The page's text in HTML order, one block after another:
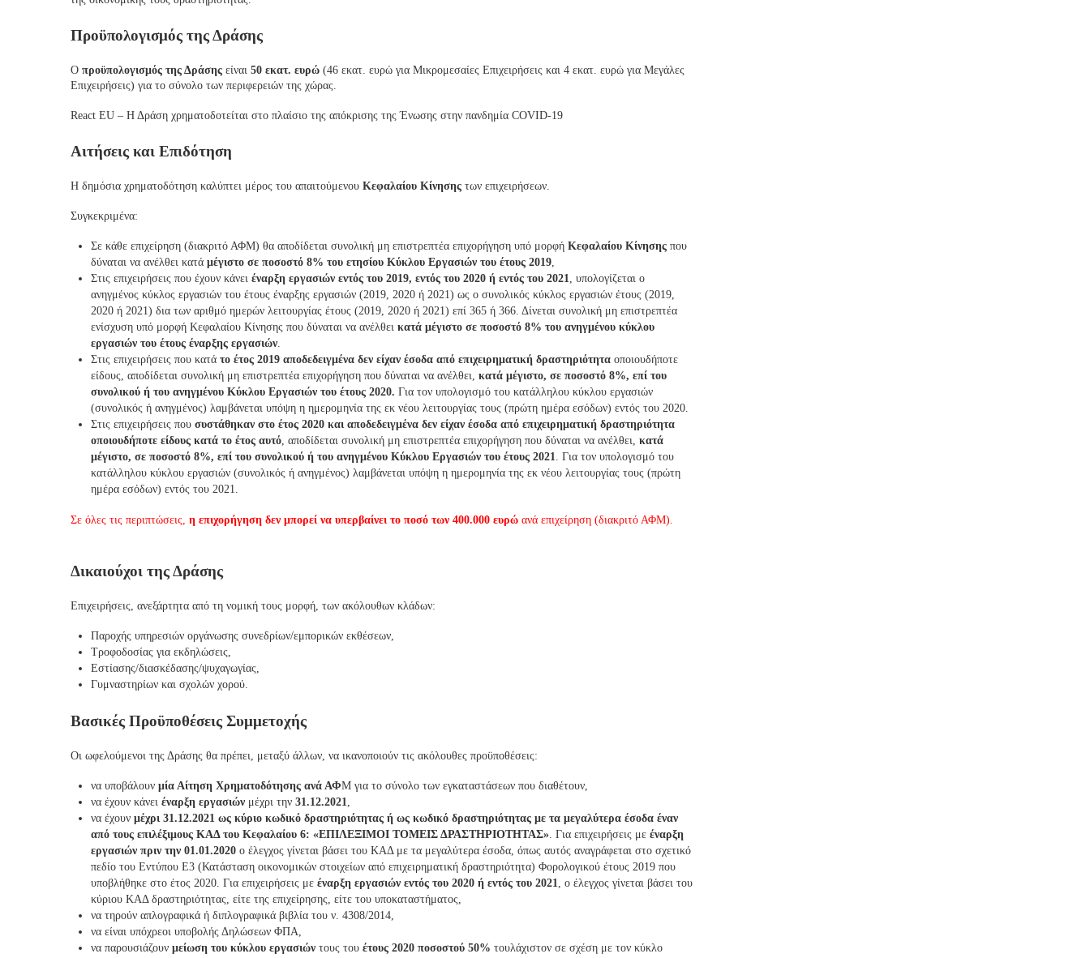
Προϋπολογισμός της Δράσης
Ο προϋπολογισμός της Δράσης είναι 50 εκατ. ευρώ (46 εκατ. ευρώ για Μικρομεσαίες Επιχειρήσεις και 4 εκατ. ευρώ για Μεγάλες
Επιχειρήσεις) για το σύνολο των περιφερειών της χώρας.
React EU – Η Δράση χρηματοδοτείται στο πλαίσιο της απόκρισης της Ένωσης στην πανδημία COVID-19
Αιτήσεις και Επιδότηση
Η δημόσια χρηματοδότηση καλύπτει μέρος του απαιτούμενου Κεφαλαίου Κίνησης των επιχειρήσεων.
Συγκεκριμένα:
Σε κάθε επιχείρηση (διακριτό ΑΦΜ) θα αποδίδεται συνολική μη επιστρεπτέα επιχορήγηση υπό μορφή Κεφαλαίου Κίνησης που
δύναται να ανέλθει κατά μέγιστο σε ποσοστό 8% του ετησίου Κύκλου Εργασιών του έτους 2019,
Στις επιχειρήσεις που έχουν κάνει έναρξη εργασιών εντός του 2019, εντός του 2020 ή εντός του 2021, υπολογίζεται ο
ανηγμένος κύκλος εργασιών του έτους έναρξης εργασιών (2019, 2020 ή 2021) ως ο συνολικός κύκλος εργασιών έτους (2019,
2020 ή 2021) δια των αριθμό ημερών λειτουργίας έτους (2019, 2020 ή 2021) επί 365 ή 366. Δίνεται συνολική μη επιστρεπτέα
ενίσχυση υπό μορφή Κεφαλαίου Κίνησης που δύναται να ανέλθει κατά μέγιστο σε ποσοστό 8% του ανηγμένου κύκλου
εργασιών του έτους έναρξης εργασιών.
Στις επιχειρήσεις που κατά το έτος 2019 αποδεδειγμένα δεν είχαν έσοδα από επιχειρηματική δραστηριότητα οποιουδήποτε
είδους, αποδίδεται συνολική μη επιστρεπτέα επιχορήγηση που δύναται να ανέλθει, κατά μέγιστο, σε ποσοστό 8%, επί του
συνολικού ή του ανηγμένου Κύκλου Εργασιών του έτους 2020. Για τον υπολογισμό του κατάλληλου κύκλου εργασιών
(συνολικός ή ανηγμένος) λαμβάνεται υπόψη η ημερομηνία της εκ νέου λειτουργίας τους (πρώτη ημέρα εσόδων) εντός του 2020.
Στις επιχειρήσεις που συστάθηκαν στο έτος 2020 και αποδεδειγμένα δεν είχαν έσοδα από επιχειρηματική δραστηριότητα
οποιουδήποτε είδους κατά το έτος αυτό, αποδίδεται συνολική μη επιστρεπτέα επιχορήγηση που δύναται να ανέλθει, κατά
μέγιστο, σε ποσοστό 8%, επί του συνολικού ή του ανηγμένου Κύκλου Εργασιών του έτους 2021. Για τον υπολογισμό του
κατάλληλου κύκλου εργασιών (συνολικός ή ανηγμένος) λαμβάνεται υπόψη η ημερομηνία της εκ νέου λειτουργίας τους (πρώτη
ημέρα εσόδων) εντός του 2021.
Σε όλες τις περιπτώσεις, η επιχορήγηση δεν μπορεί να υπερβαίνει το ποσό των 400.000 ευρώ ανά επιχείρηση (διακριτό ΑΦΜ).
Δικαιούχοι της Δράσης
Επιχειρήσεις, ανεξάρτητα από τη νομική τους μορφή, των ακόλουθων κλάδων:
Παροχής υπηρεσιών οργάνωσης συνεδρίων/εμπορικών εκθέσεων,
Τροφοδοσίας για εκδηλώσεις,
Εστίασης/διασκέδασης/ψυχαγωγίας,
Γυμναστηρίων και σχολών χορού.
Βασικές Προϋποθέσεις Συμμετοχής
Οι ωφελούμενοι της Δράσης θα πρέπει, μεταξύ άλλων, να ικανοποιούν τις ακόλουθες προϋποθέσεις:
να υποβάλουν μία Αίτηση Χρηματοδότησης ανά ΑΦΜ για το σύνολο των εγκαταστάσεων που διαθέτουν,
να έχουν κάνει έναρξη εργασιών μέχρι την 31.12.2021,
να έχουν μέχρι 31.12.2021 ως κύριο κωδικό δραστηριότητας ή ως κωδικό δραστηριότητας με τα μεγαλύτερα έσοδα έναν
από τους επιλέξιμους ΚΑΔ του Κεφαλαίου 6: «ΕΠΙΛΕΞΙΜΟΙ ΤΟΜΕΙΣ ΔΡΑΣΤΗΡΙΟΤΗΤΑΣ». Για επιχειρήσεις με έναρξη
εργασιών πριν την 01.01.2020 ο έλεγχος γίνεται βάσει του ΚΑΔ με τα μεγαλύτερα έσοδα, όπως αυτός αναγράφεται στο σχετικό
πεδίο του Εντύπου Ε3 (Κατάσταση οικονομικών στοιχείων από επιχειρηματική δραστηριότητα) Φορολογικού έτους 2019 που
υποβλήθηκε στο έτος 2020. Για επιχειρήσεις με έναρξη εργασιών εντός του 2020 ή εντός του 2021, ο έλεγχος γίνεται βάσει του
κύριου ΚΑΔ δραστηριότητας, είτε της επιχείρησης, είτε του υποκαταστήματος,
να τηρούν απλογραφικά ή διπλογραφικά βιβλία του ν. 4308/2014,
να είναι υπόχρεοι υποβολής Δηλώσεων ΦΠΑ,
να παρουσιάζουν μείωση του κύκλου εργασιών τους του έτους 2020 ποσοστού 50% τουλάχιστον σε σχέση με τον κύκλο